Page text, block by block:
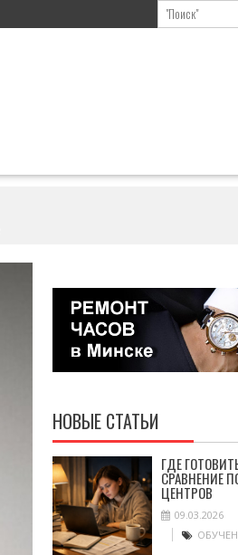
НОВЫЕ СТАТЬИ
ГДЕ
СРАВНЕНИЕ
ЦЕНТРОВ
09.03.2026